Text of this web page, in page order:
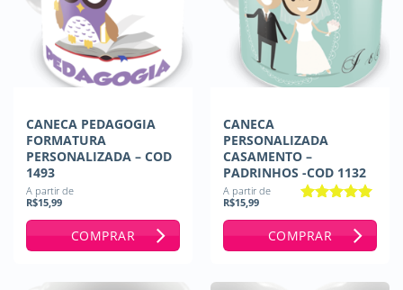
CANECA PEDAGOGIA
FORMATURA
PERSONALIZADA – COD
1493
A partir de
R$15,99
COMPRAR
CANECA
PERSONALIZADA
CASAMENTO –
PADRINHOS -COD 1132
A partir de
R$15,99
COMPRAR